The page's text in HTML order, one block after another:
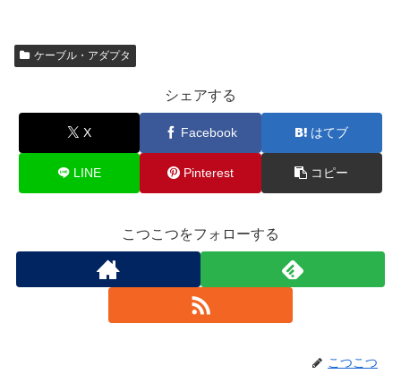
ケーブル・アダプタ
シェアする
X Facebook はてブ
LINE Pinterest コピー
こつこつをフォローする
こつこつ